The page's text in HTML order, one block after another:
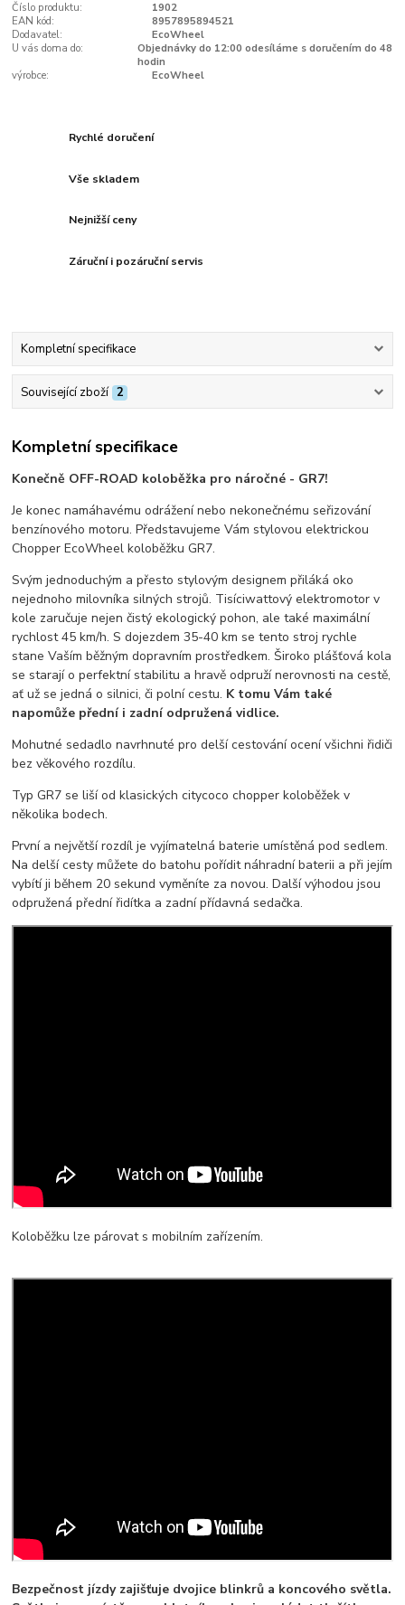
Číslo produktu:
1902
EAN kód:
8957895894521
Dodavatel:
EcoWheel
U vás doma do:
Objednávky do 12:00 odesíláme s doručením do 48
hodin
výrobce:
EcoWheel
Rychlé doručení
Vše skladem
Nejnižší ceny
Záruční i pozáruční servis
Kompletní specifikace
Související zboží 2
Kompletní specifikace
Konečně OFF-ROAD koloběžka pro náročné - GR7!
Je konec namáhavému odrážení nebo nekonečnému seřizování
benzínového motoru. Představujeme Vám stylovou elektrickou
Chopper EcoWheel koloběžku GR7.
Svým jednoduchým a přesto stylovým designem přiláká oko
nejednoho milovníka silných strojů. Tisíciwattový elektromotor v
kole zaručuje nejen čistý ekologický pohon, ale také maximální
rychlost 45 km/h. S dojezdem 35-40 km se tento stroj rychle
stane Vaším běžným dopravním prostředkem. Široko plášťová kola
se starají o perfektní stabilitu a hravě odpruží nerovnosti na cestě,
ať už se jedná o silnici, či polní cestu. K tomu Vám také
napomůže přední i zadní odpružená vidlice.
Mohutné sedadlo navrhnuté pro delší cestování ocení všichni řidiči
bez věkového rozdílu.
Typ GR7 se liší od klasických citycoco chopper koloběžek v
několika bodech.
První a největší rozdíl je vyjímatelná baterie umístěná pod sedlem.
Na delší cesty můžete do batohu pořídit náhradní baterii a při jejím
vybítí ji během 20 sekund vyměníte za novou. Další výhodou jsou
odpružená přední řidítka a zadní přídavná sedačka.
Koloběžku lze párovat s mobilním zařízením.
Bezpečnost jízdy zajišťuje dvojice blinkrů a koncového světla.